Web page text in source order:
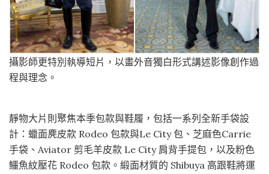
攝影師更特別執導短片，以畫外音獨白形式講述影像創作過
程與理念。
靜物大片則聚焦本季包款與鞋履，包括一系列全新手袋設
計：蠟面麂皮款 Rodeo 包款與Le City 包、芝麻色Carrie
手袋、Aviator 剪毛羊皮款 Le City 肩背手提包，以及粉色
鱷魚紋壓花 Rodeo 包款。緞面材質的 Shibuya 高跟鞋將運